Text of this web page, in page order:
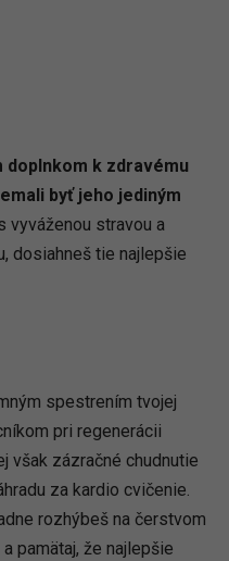
k zdravému
byť jeho jediným
vyváženou stravou a
dosiahneš tie najlepšie
spestrením tvojej
pri regenerácii
však zázračné chudnutie
za kardio cvičenie.
rozhýbeš na čerstvom
pamätaj, že najlepšie